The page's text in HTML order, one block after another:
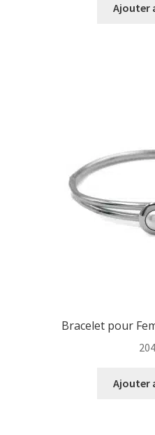
Ajouter
Bracelet pour
Ajouter